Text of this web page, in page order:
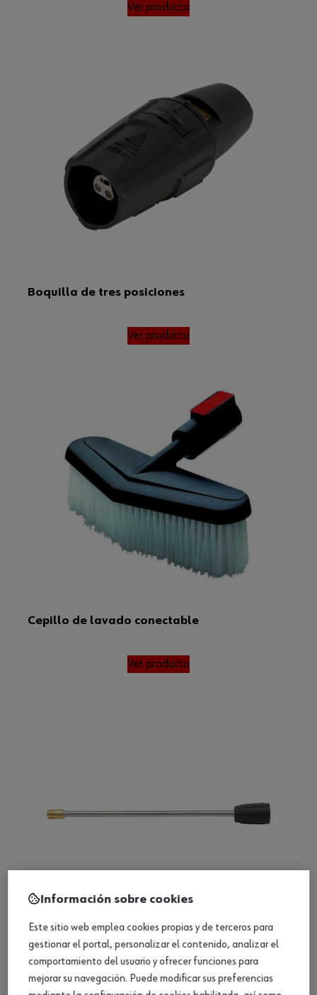
Ver producto
Boquilla de tres posiciones
Ver producto
Cepillo de lavado conectable
Ver producto
Lanza de pulverización para HDR 160
Premium
Ver producto
Información sobre cookies
Este sitio web emplea cookies propias y de terceros para
gestionar el portal, personalizar el contenido, analizar el
comportamiento del usuario y ofrecer funciones para
mejorar su navegación. Puede modificar sus preferencias